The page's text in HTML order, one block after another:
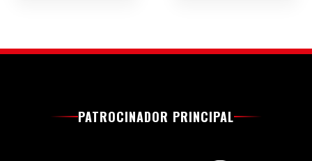
PATROCINADOR PRINCIPAL